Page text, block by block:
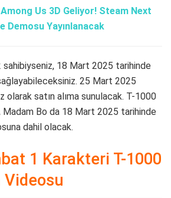
Among Us 3D Geliyor! Steam Next
Demosu Yayınlanacak
sahibiyseniz, 18 Mart 2025 tarihinde
25 Mart 2025
olarak satın alıma sunulacak. T-1000
Madam Bo da 18 Mart 2025 tarihinde
dahil olacak.
1 Karakteri T-1000
Videosu